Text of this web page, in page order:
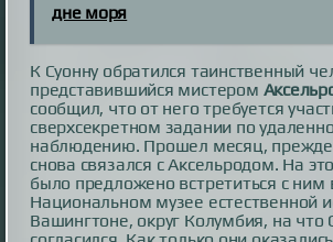
дне моря
К Суонну обратился таинственный
представившийся мистером
сообщил, что от него требуется
сверхсекретном задании по
наблюдению. Прошел месяц,
снова связался с Аксельродом. На
было предложено встретиться с ним
Национальном музее естественной
Вашингтоне, округ Колумбия, на что